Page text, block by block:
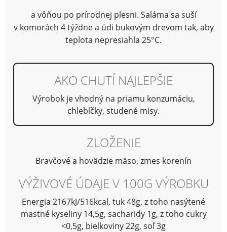
a vôňou po prírodnej plesni. Saláma sa suší
v komorách 4 týždne a údi bukovým drevom tak, aby
teplota nepresiahla 25°C.
AKO CHUTÍ NAJLEPŠIE
Výrobok je vhodný na priamu konzumáciu,
chlebíčky, studené misy.
ZLOŽENIE
Bravčové a hovädzie mäso, zmes korenín
VÝŽIVOVÉ ÚDAJE V 100G VÝROBKU
Energia 2167kJ/516kcal, tuk 48g, z toho nasýtené
mastné kyseliny 14,5g, sacharidy 1g, z toho cukry
<0,5g, bielkoviny 22g, soľ 3g